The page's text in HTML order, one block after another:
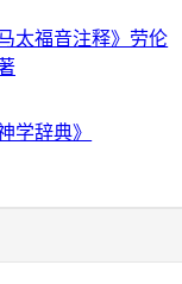
太福音注释》劳伦
学辞典》